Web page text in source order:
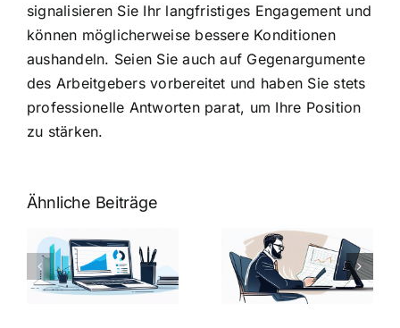
signalisieren Sie Ihr langfristiges Engagement und
können möglicherweise bessere Konditionen
aushandeln. Seien Sie auch auf Gegenargumente
des Arbeitgebers vorbereitet und haben Sie stets
professionelle Antworten parat, um Ihre Position
zu stärken.
Ähnliche Beiträge
Fragen zum
Geschicktes
Ansprechen
der
Fragen: 77
Fragen und
kluge